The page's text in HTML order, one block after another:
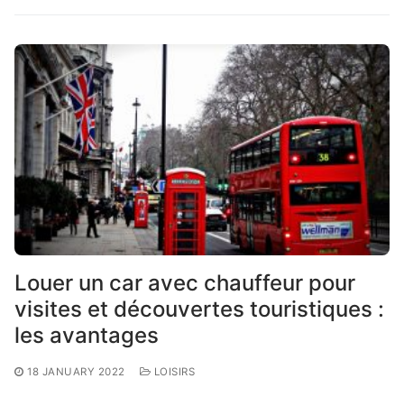
Louer un car avec chauffeur pour
visites et découvertes touristiques :
les avantages
18 JANUARY 2022 LOISIRS